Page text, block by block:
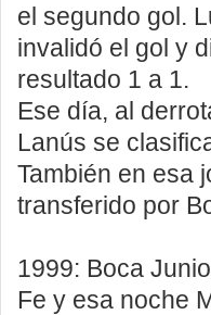
el segundo gol.
invalidó el gol y
resultado 1 a 1.
Ese día, al
Lanús se
También en esa
transferido por
1999: Boca
Fe y esa noche